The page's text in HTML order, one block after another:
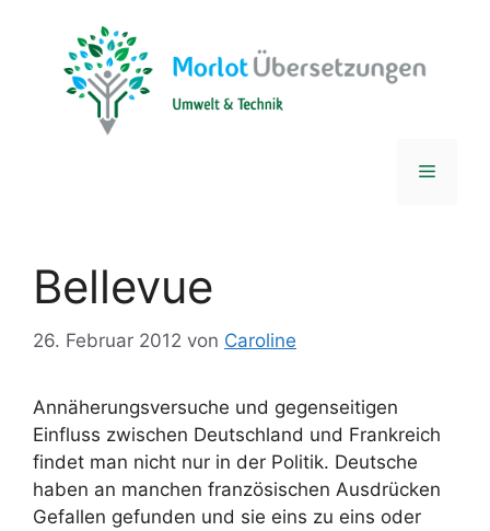
springen
Menü
Bellevue
26. Februar 2012 von Caroline
Annäherungsversuche und gegenseitigen
Einfluss zwischen Deutschland und Frankreich
findet man nicht nur in der Politik. Deutsche
haben an manchen französischen Ausdrücken
Gefallen gefunden und sie eins zu eins oder